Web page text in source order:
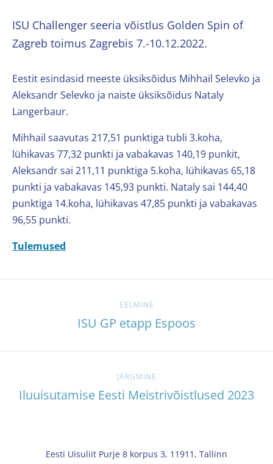
ISU Challenger seeria võistlus Golden Spin of
Zagreb toimus Zagrebis 7.-10.12.2022.
Eestit esindasid meeste üksiksõidus Mihhail Selevko ja
Aleksandr Selevko ja naiste üksiksõidus Nataly
Langerbaur.
Mihhail saavutas 217,51 punktiga tubli 3.koha,
lühikavas 77,32 punkti ja vabakavas 140,19 punkit,
Aleksandr sai 211,11 punktiga 5.koha, lühikavas 65,18
punkti ja vabakavas 145,93 punkti. Nataly sai 144,40
punktiga 14.koha, lühikavas 47,85 punkti ja vabakavas
96,55 punkti.
Tulemused
EELMINE
ISU GP etapp Espoos
JÄRGMINE
Iluuisutamise Eesti Meistrivõistlused 2023
Eesti Uisuliit Purje 8 korpus 3, 11911, Tallinn